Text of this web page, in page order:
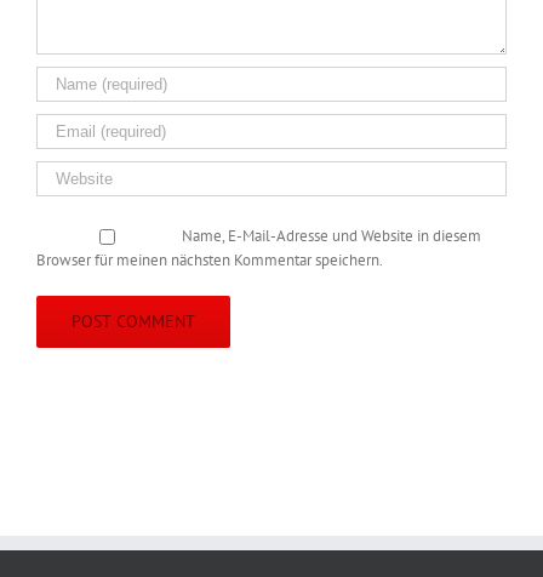
Name, E-Mail-Adresse und Website in diesem
Browser für meinen nächsten Kommentar speichern.